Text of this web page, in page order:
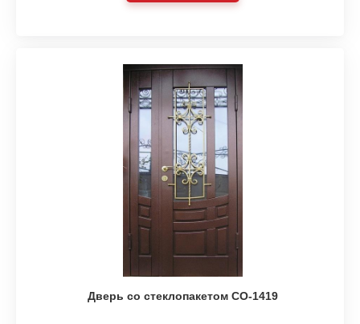
Дверь со стеклопакетом СО-1419